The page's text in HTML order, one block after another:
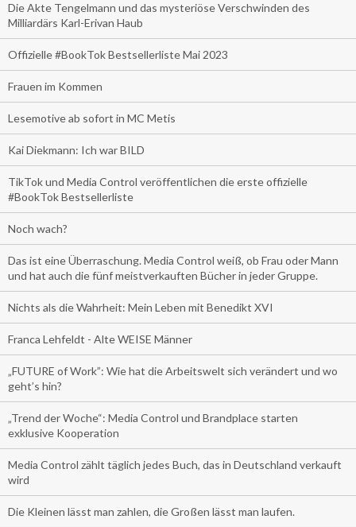
Die Akte Tengelmann und das mysteriöse Verschwinden des
Milliardärs Karl-Erivan Haub
Offizielle #BookTok Bestsellerliste Mai 2023
Frauen im Kommen
Lesemotive ab sofort in MC Metis
Kai Diekmann: Ich war BILD
TikTok und Media Control veröffentlichen die erste offizielle
#BookTok Bestsellerliste
Noch wach?
Das ist eine Überraschung. Media Control weiß, ob Frau oder Mann
und hat auch die fünf meistverkauften Bücher in jeder Gruppe.
Nichts als die Wahrheit: Mein Leben mit Benedikt XVI
Franca Lehfeldt - Alte WEISE Männer
„FUTURE of Work”: Wie hat die Arbeitswelt sich verändert und wo
geht’s hin?
„Trend der Woche“: Media Control und Brandplace starten
exklusive Kooperation
Media Control zählt täglich jedes Buch, das in Deutschland verkauft
wird
Die Kleinen lässt man zahlen, die Großen lässt man laufen.